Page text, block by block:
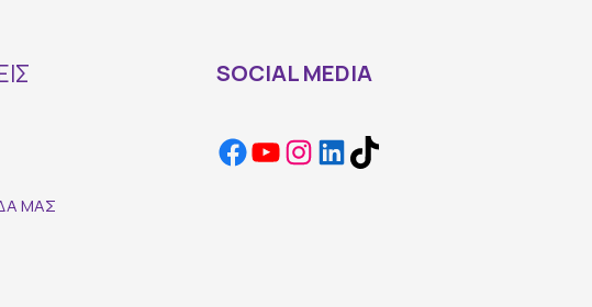
ΜΑΣ
SOCIAL MEDIA
Facebook
YouTube
Instagram
LinkedIn
TikTok